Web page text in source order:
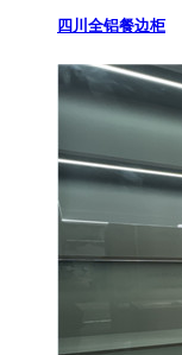
四川全铝餐边柜